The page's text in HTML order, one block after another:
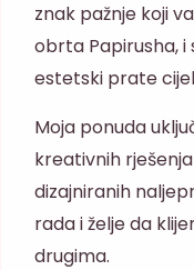
znak pažnje koji
obrta Papirusha, i
estetski prate
Moja ponuda
kreativnih
dizajniranih
rada i želje da
drugima.